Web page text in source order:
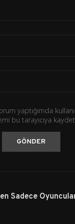
yaptığımda
bu tarayıcıya
Sadece